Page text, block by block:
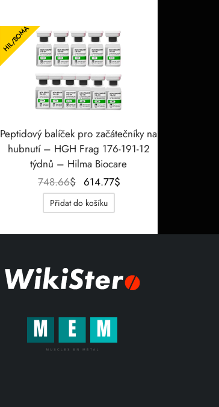
HIL/SOMA
Peptidový balíček pro začátečníky na
hubnutí – HGH Frag 176-191-12
týdnů – Hilma Biocare
748.66$
Původní
cena
byla:
614.77$
Přidat do košíku